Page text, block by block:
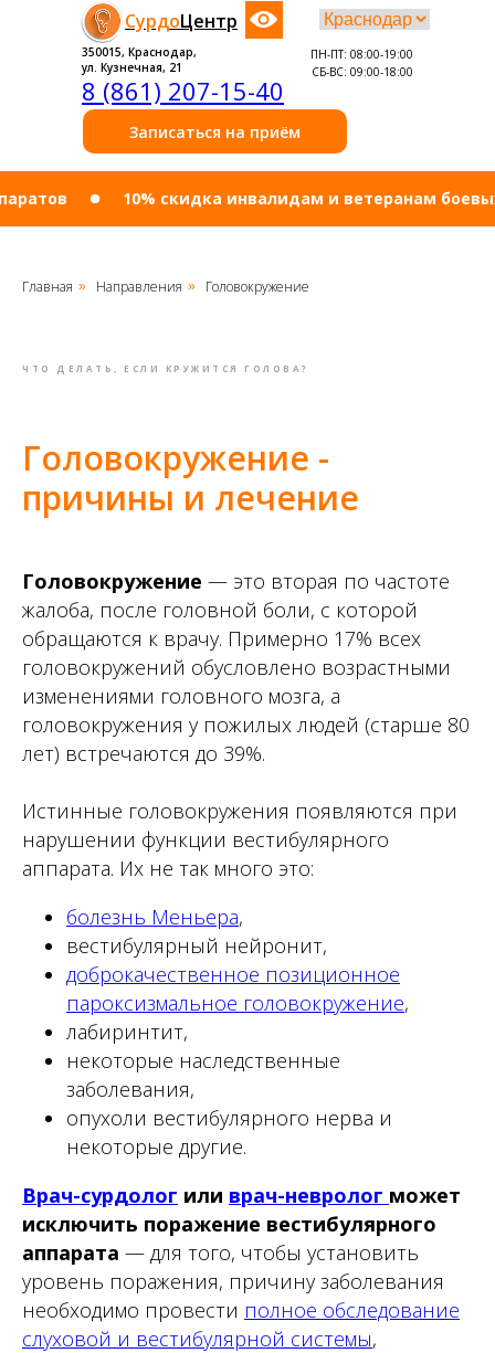
8 (861) 207-15-40
СурдоЦентр
350015, Краснодар,
ул. Кузнечная, 21
ПН-ПТ: 08:00-19:00
СБ-ВС: 09:00-18:00
Записаться на приём
10% cкидка инвалидам и ветеранам боевых
Главная » Направления » Головокружение
ЧТО ДЕЛАТЬ, ЕСЛИ КРУЖИТСЯ ГОЛОВА?
Головокружение -
причины и лечение
Головокружение — это вторая по частоте
жалоба, после головной боли, с которой
обращаются к врачу. Примерно 17% всех
головокружений обусловлено возрастными
изменениями головного мозга, а
головокружения у пожилых людей (старше 80
лет) встречаются до 39%.
Истинные головокружения появляются при
нарушении функции вестибулярного
аппарата. Их не так много это:
болезнь Меньера,
вестибулярный нейронит,
доброкачественное позиционное
пароксизмальное головокружение,
лабиринтит,
некоторые наследственные
заболевания,
опухоли вестибулярного нерва и
некоторые другие.
Врач-сурдолог или врач-невролог может
исключить поражение вестибулярного
аппарата — для того, чтобы установить
уровень поражения, причину заболевания
необходимо провести полное обследование
слуховой и вестибулярной системы,